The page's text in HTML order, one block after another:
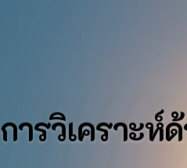
การวิเคราะห์